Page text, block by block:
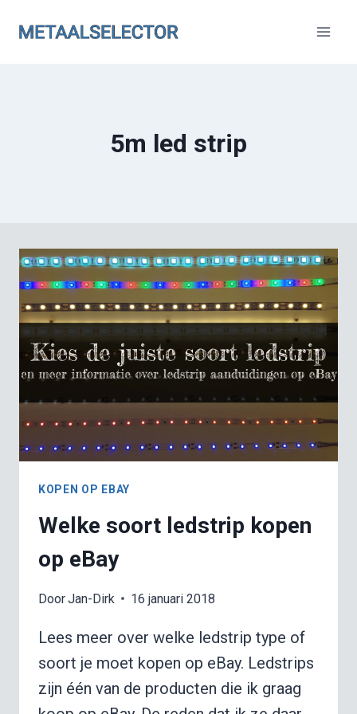
naar
5m led strip
KOPEN OP EBAY
Welke soort ledstrip kopen
op eBay
DoorJan-Dirk 16 januari 2018
Lees meer over welke ledstrip type of
soort je moet kopen op eBay. Ledstrips
zijn één van de producten die ik graag